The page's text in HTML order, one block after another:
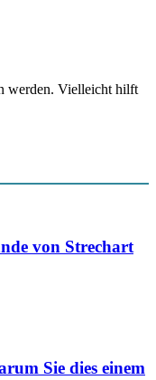
werden. Vielleicht hilft
von Strechart
Sie dies einem